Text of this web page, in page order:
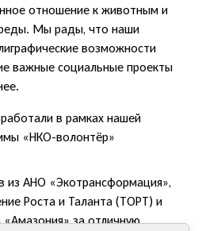
отношение к животным и
Мы рады, что наши
возможности
важные социальные проекты
в рамках нашей
«НКО-волонтёр»
из АНО «Экотрансформация»,
Роста и Таланта (ТОРТ) и
за отличную